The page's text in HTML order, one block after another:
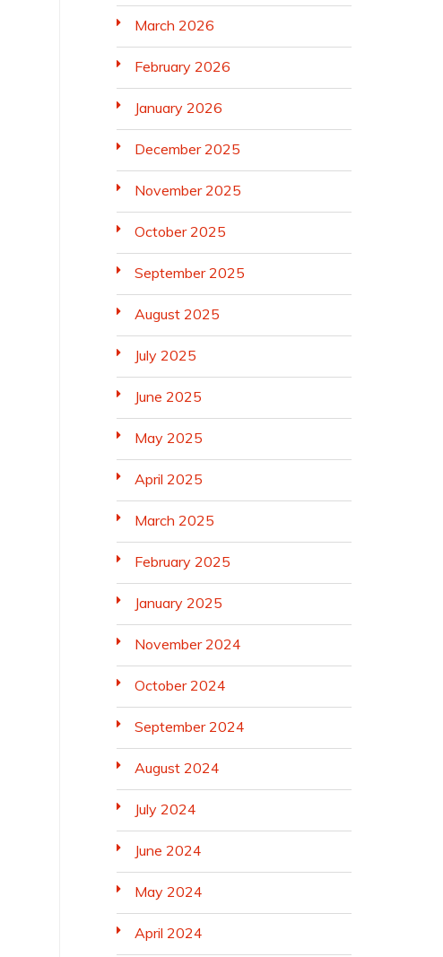
March 2026
February 2026
January 2026
December 2025
November 2025
October 2025
September 2025
August 2025
July 2025
June 2025
May 2025
April 2025
March 2025
February 2025
January 2025
November 2024
October 2024
September 2024
August 2024
July 2024
June 2024
May 2024
April 2024